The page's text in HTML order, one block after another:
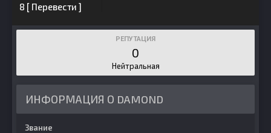
8 [ Перевести ]
РЕПУТАЦИЯ
0
Нейтральная
ИНФОРМАЦИЯ О DAMOND
Звание